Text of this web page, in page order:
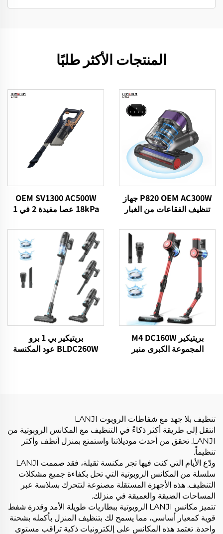
المنتجات الأكثر طلبًا
P820 OEM AC300W جهاز
تنظيف الفقاعات من الغبار
OEM SV1300 AC500W
18kPa عصا مفيدة 2 في 1
بريتيكير M4 DC160W
المجموعة الكبرى منبر
بريتيكير بي 1 برو
BLDC260W عود المكنسة
تنظيف بلا جهد مع شفاطات الروبوت LANJI
انتقل إلى طريقة أكثر ذكاءً في التنظيف مع المكانس الروبوتية من
LANJI. تحقق من أحدث موديلاتنا واستمتع بمنزل أنظف وأكثر
تنظيماً.
ودّع الأيام التي كنت فيها تجر مكنسة ثقيلة، فقد صممت LANJI
سلسلة من المكانس الروبوتية التي تحل بكفاءة جميع مشكلات
التنظيف. هذه الأجهزة المستقلة مصنوعة لتتحرك بسلاسة عبر
المساحات الضيقة والعميقة في منزلك.
تتميز مكانس LANJI الروبوتية ببطاريات طويلة الأمد وقدرة شفط
قوية كمعيار أساسي، مما يسمح لك بتنظيف المنزل بأكمله بشحنة
واحدة. تعتمد هذه المكانس على إلكترونيات ذكية تراقب مستوى